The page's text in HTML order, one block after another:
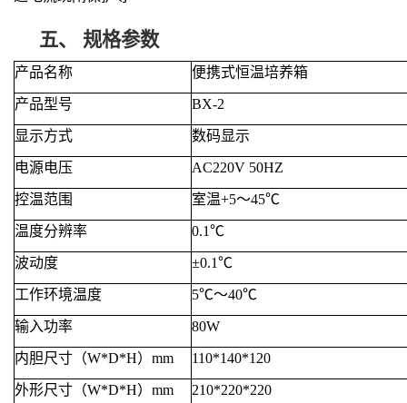
五、 规格参数
产品名称 便携式恒温培养箱
产品型号 BX-2
显示方式 数码显示
电源电压 AC220V 50HZ
控温范围 室温+5～45℃
温度分辨率 0.1℃
波动度 ±0.1℃
工作环境温度 5℃～40℃
输入功率 80W
内胆尺寸（W*D*H）mm 110*140*1 20
外形尺寸（W*D*H）mm 210*220*220